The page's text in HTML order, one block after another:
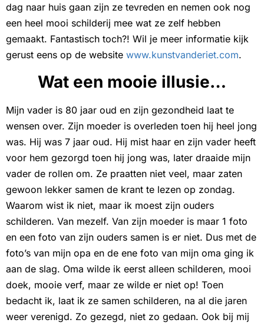
dag naar huis gaan zijn ze tevreden en nemen ook nog
een heel mooi schilderij mee wat ze zelf hebben
gemaakt. Fantastisch toch?! Wil je meer informatie kijk
gerust eens op de website www.kunstvanderiet.com.
Wat een mooie illusie…
Mijn vader is 80 jaar oud en zijn gezondheid laat te
wensen over. Zijn moeder is overleden toen hij heel jong
was. Hij was 7 jaar oud. Hij mist haar en zijn vader heeft
voor hem gezorgd toen hij jong was, later draaide mijn
vader de rollen om. Ze praatten niet veel, maar zaten
gewoon lekker samen de krant te lezen op zondag.
Waarom wist ik niet, maar ik moest zijn ouders
schilderen. Van mezelf. Van zijn moeder is maar 1 foto
en een foto van zijn ouders samen is er niet. Dus met de
foto’s van mijn opa en de ene foto van mijn oma ging ik
aan de slag. Oma wilde ik eerst alleen schilderen, mooi
doek, mooie verf, maar ze wilde er niet op! Toen
bedacht ik, laat ik ze samen schilderen, na al die jaren
weer verenigd. Zo gezegd, niet zo gedaan. Ook bij mij